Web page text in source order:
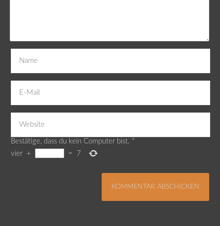
Bestätige, dass du kein Computer bist. *
vier
+ = 7